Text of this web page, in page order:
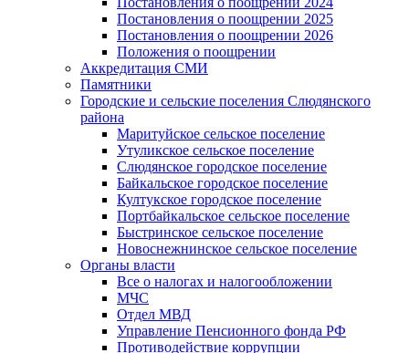
Постановления о поощрении 2025
Постановления о поощрении 2026
Положения о поощрении
Аккредитация СМИ
Памятники
Городские и сельские поселения Слюдянского
района
Маритуйское сельское поселение
Утуликское сельское поселение
Слюдянское городское поселение
Байкальское городское поселение
Култукское городское поселение
Портбайкальское сельское поселение
Быстринское сельское поселение
Новоснежнинское сельское поселение
Органы власти
Все о налогах и налогообложении
МЧС
Отдел МВД
Управление Пенсионного фонда РФ
Противодействие коррупции